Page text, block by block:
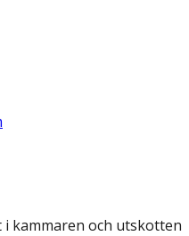
i kammaren och utskotten